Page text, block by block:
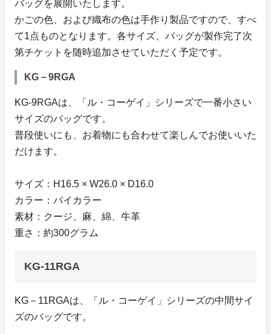
バッグを展開いたします。
かごの色、および織布の色は手作り製品ですので、すべ
て1点ものとなります。各サイズ、バッグが製作完了次
第チケットを随時追加させていただく予定です。
KG－9RGA
KG-9RGAは、「ル・コーゲイ」シリーズで一番小さい
サイズのバッグです。
普段使いにも、お着物にも合わせて楽しんでお使いいた
だけます。
サイズ：H16.5 × W26.0 × D16.0
カラー：バイカラー
素材：クージ、麻、綿、牛革
重さ：約300グラム
KG-11RGA
KG－11RGAは、「ル・コーゲイ」シリーズの中間サイ
ズのバッグです。